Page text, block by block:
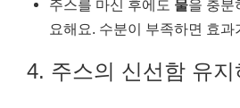
주스를 마신 후에도 물을 충분
요해요. 수분이 부족하면 효과
4. 주스의 신선함 유지